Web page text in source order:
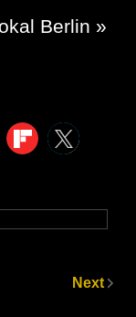
Berlin »
Next